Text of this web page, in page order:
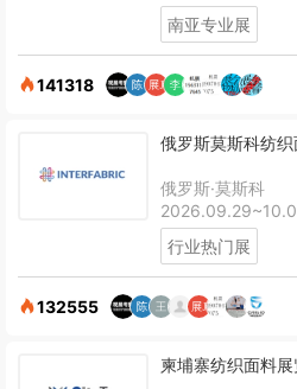
南亚专业展
141318
俄罗斯莫斯科纺
俄罗斯·莫斯科
行业热门展
132555
柬埔寨纺织面料展